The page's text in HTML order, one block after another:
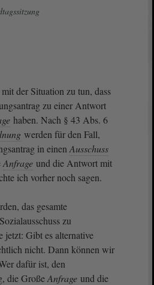
der Situation zu tun, dass
zu einer Antwort
haben. Nach § 43 Abs. 6
werden für den Fall,
in einen Ausschuss
Anfrage und die Antwort mit
ich vorher noch sagen.
das gesamte
zu
jetzt: Gibt es alternative
nicht. Dann können wir
dafür ist, den
die GroßeAnfrage und die